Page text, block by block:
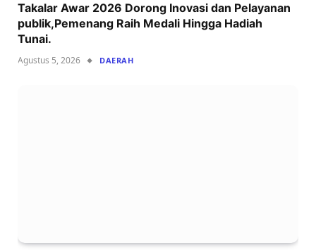
Takalar Awar 2026 Dorong Inovasi dan Pelayanan
publik,Pemenang Raih Medali Hingga Hadiah
Tunai.
Agustus 5, 2026 DAERAH